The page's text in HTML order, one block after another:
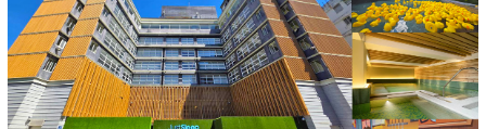
搜尋景點
好康優惠